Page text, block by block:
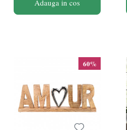
Adauga in cos
60%